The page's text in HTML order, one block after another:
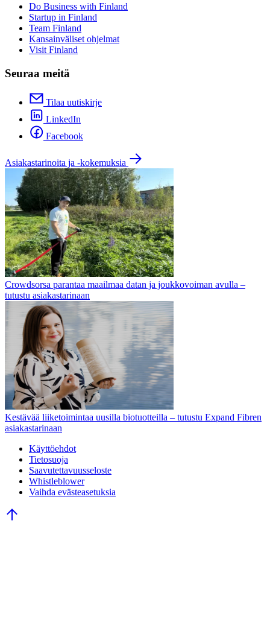
Do Business with Finland
Startup in Finland
Team Finland
Kansainväliset ohjelmat
Visit Finland
Seuraa meitä
Tilaa uutiskirje
LinkedIn
Facebook
Asiakastarinoita ja -kokemuksia
Crowdsorsa parantaa maailmaa datan ja joukkovoiman avulla –
tutustu asiakastarinaan
Kestävää liiketoimintaa uusilla biotuotteilla – tutustu Expand Fibren
asiakastarinaan
Käyttöehdot
Tietosuoja
Saavutettavuusseloste
Whistleblower
Vaihda evästeasetuksia